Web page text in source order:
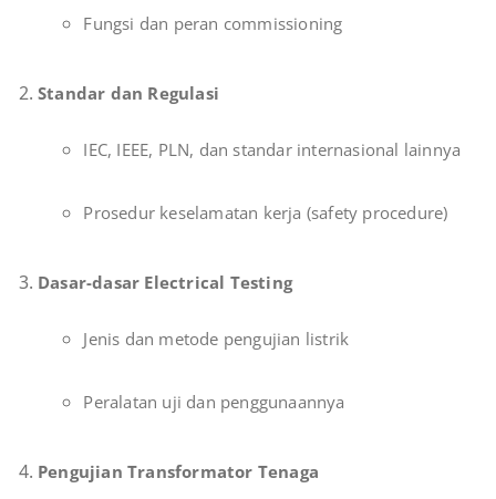
Fungsi dan peran commissioning
Standar dan Regulasi
IEC, IEEE, PLN, dan standar internasional lainnya
Prosedur keselamatan kerja (safety procedure)
Dasar-dasar Electrical Testing
Jenis dan metode pengujian listrik
Peralatan uji dan penggunaannya
Pengujian Transformator Tenaga